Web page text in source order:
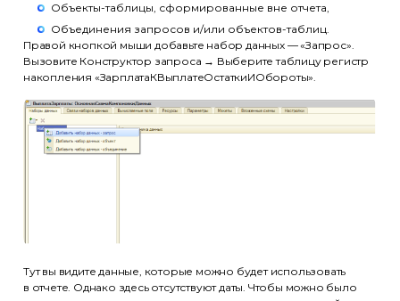
Объекты-таблицы, сформированные вне отчета,
Объединения запросов и/или объектов-таблиц.
Правой кнопкой мыши добавьте набор данных — «Запрос».
Вызовите Конструктор запроса → Выберите таблицу регистр
накопления «ЗарплатаКВыплатеОстаткиИОбороты».
Тут вы видите данные, которые можно будет использовать
в отчете. Однако здесь отсутствуют даты. Чтобы можно было